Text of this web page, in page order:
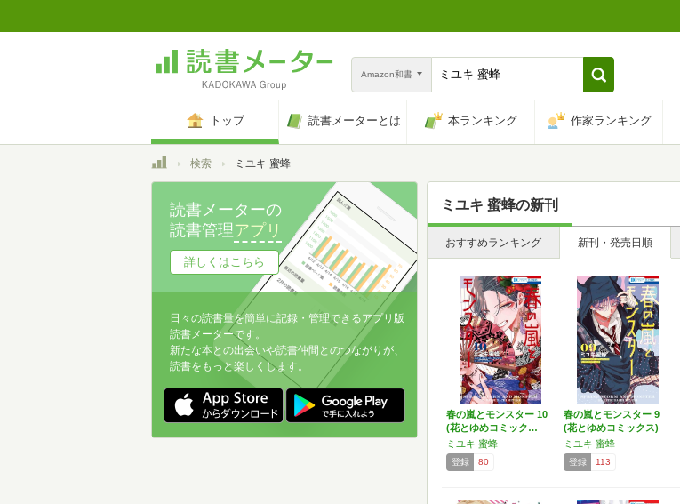
Amazon和書
トップ 読書メーターとは 本ランキング 作家ランキング
トップ検索 ミユキ 蜜蜂
ミユキ 蜜蜂の新刊
おすすめランキング 新刊・発売日順
春の嵐とモンスター 10
(花とゆめコミック…
ミユキ 蜜蜂
登録 80
春の嵐とモンスター 9
(花とゆめコミックス)
ミユキ 蜜蜂
登録 113
読書メーターの
読書管理アプリ
詳しくはこちら
日々の読書量を簡単に記録・管理できるアプリ版
読書メーターです。
新たな本との出会いや読書仲間とのつながりが、
読書をもっと楽しくします。